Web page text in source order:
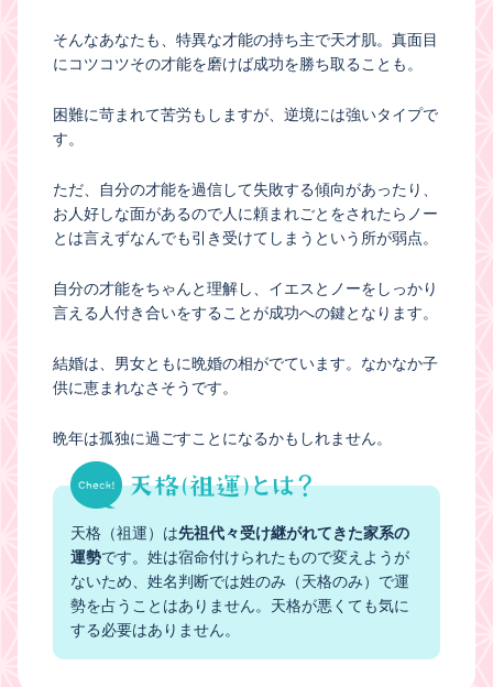
そんなあなたも、特異な才能の持ち主で天才肌。真面目
にコツコツその才能を磨けば成功を勝ち取ることも。
困難に苛まれて苦労もしますが、逆境には強いタイプで
す。
ただ、自分の才能を過信して失敗する傾向があったり、
お人好しな面があるので人に頼まれごとをされたらノー
とは言えずなんでも引き受けてしまうという所が弱点。
自分の才能をちゃんと理解し、イエスとノーをしっかり
言える人付き合いをすることが成功への鍵となります。
結婚は、男女ともに晩婚の相がでています。なかなか子
供に恵まれなさそうです。
晩年は孤独に過ごすことになるかもしれません。
天格（祖運）は先祖代々受け継がれてきた家系の
運勢です。姓は宿命付けられたもので変えようが
ないため、姓名判断では姓のみ（天格のみ）で運
勢を占うことはありません。天格が悪くても気に
する必要はありません。